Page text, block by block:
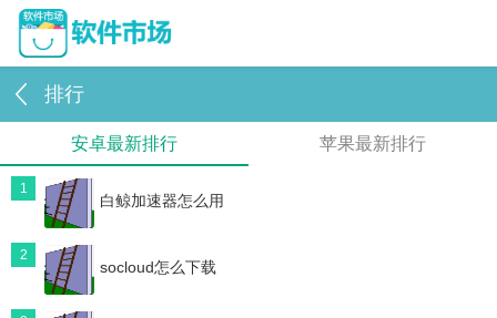
排行
安卓最新排行 苹果最新排行
1
白鲸加速器怎么用
2
socloud怎么下载